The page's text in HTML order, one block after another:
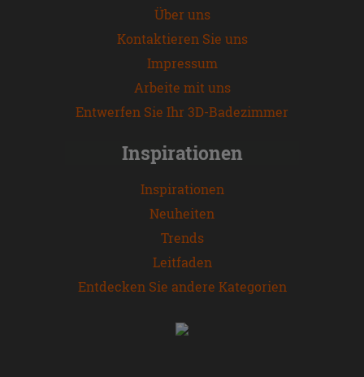
Über uns
Kontaktieren Sie uns
Impressum
Arbeite mit uns
Entwerfen Sie Ihr 3D-Badezimmer
Inspirationen
Inspirationen
Neuheiten
Trends
Leitfaden
Entdecken Sie andere Kategorien